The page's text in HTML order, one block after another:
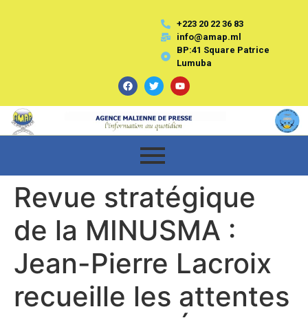
+223 20 22 36 83
info@amap.ml
BP:41 Square Patrice
Lumuba
Revue stratégique
de la MINUSMA :
Jean-Pierre Lacroix
recueille les attentes